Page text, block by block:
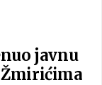
javnu
Žmirićima